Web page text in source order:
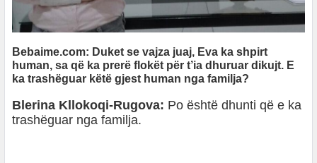
Bebaime.com: Duket se vajza juaj, Eva ka shpirt
human, sa që ka prerë flokët për t’ia dhuruar dikujt. E
ka trashëguar këtë gjest human nga familja?
Blerina Kllokoqi-Rugova: Po është dhunti që e ka
trashëguar nga familja.